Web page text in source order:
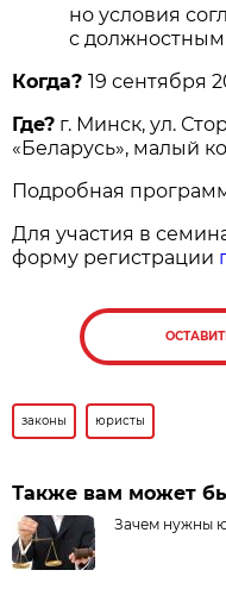
но условия
с должностным
Когда?19 сентября
Где? г. Минск, ул.
«Беларусь», малый
Подробная
Для участия в
форму регистрации
законы юристы
Также вам может
Зачем нужны